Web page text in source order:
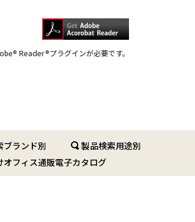
Reader®プラグインが必要です。
ブランド別
製品検索用途別
オフィス通販電子カタログ